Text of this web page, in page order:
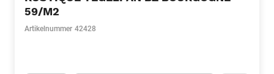
59/M2
Artikelnummer 42428